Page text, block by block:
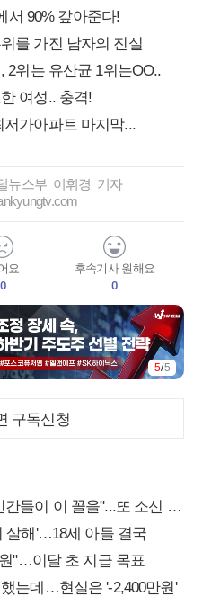
서 90% 갚아준다!
를 가진 남자의 진실
2위는 유산균 1위는OO..
여성.. 충격!
가아파트 마지막...
뉴스부 이휘경 기자
요
0
후속기사 원해요
0
5/5
구독신청
이 이 꼴을"...또 소신 발언
살해'…18세 아들 결국
"…이달 초 지급 목표
는데…현실은 '-2,400만원'